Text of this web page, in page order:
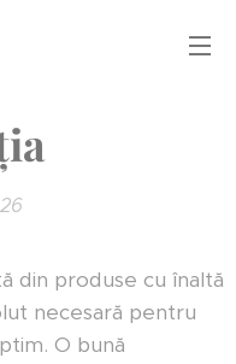
din produse cu înaltă
necesară pentru
O bună